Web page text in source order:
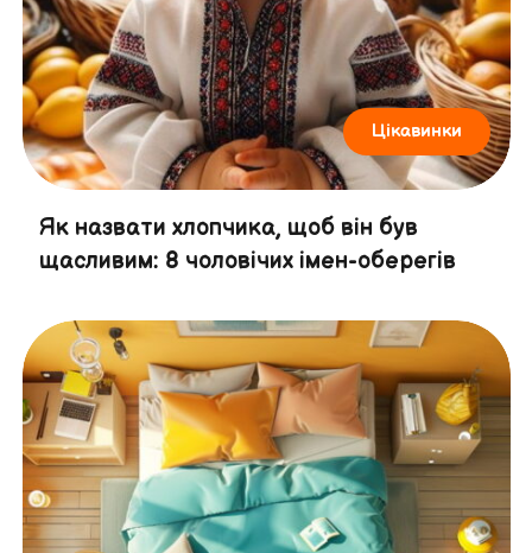
Цікавинки
Як назвати хлопчика, щоб він був
щасливим: 8 чоловічих імен-оберегів